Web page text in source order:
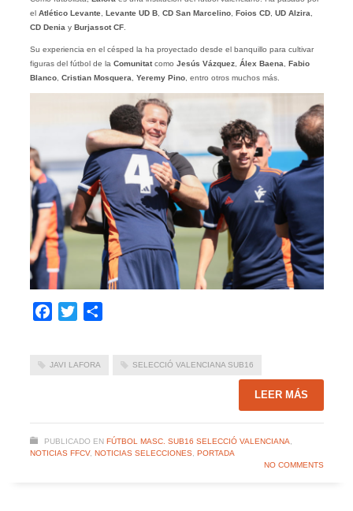
el Atlético Levante, Levante UD B, CD San Marcelino, Foios CD, UD Alzira,
CD Deniay Burjassot CF.
Su experiencia en el césped la ha proyectado desde el banquillo para cultivar
figuras del fútbol de la Comunitatcomo Jesús Vázquez, Álex Baena, Fabio
Blanco, Cristian Mosquera, Yeremy Pino, entro otros muchos más.
Facebook
Twitter
JAVI LAFORA SELECCIÓ VALENCIANA SUB16
LEER MÁS
PUBLICADO EN FÚTBOL MASC. SUB16 SELECCIÓ VALENCIANA,
NOTICIAS FFCV, NOTICIAS SELECCIONES, PORTADA
NO COMMENTS